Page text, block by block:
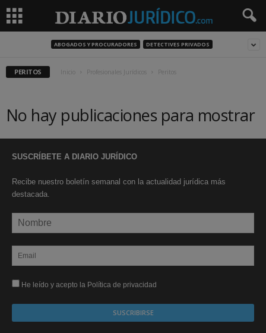
ABOGADOS Y PROCURADORES DETECTIVES PRIVADOS
PERITOS Inicio Profesionales Jurídicos Peritos
No hay publicaciones para mostrar
SUSCRÍBETE A DIARIO JURÍDICO
Recibe nuestro boletín semanal con la actualidad jurídica más
destacada.
He leído y acepto la Política de privacidad